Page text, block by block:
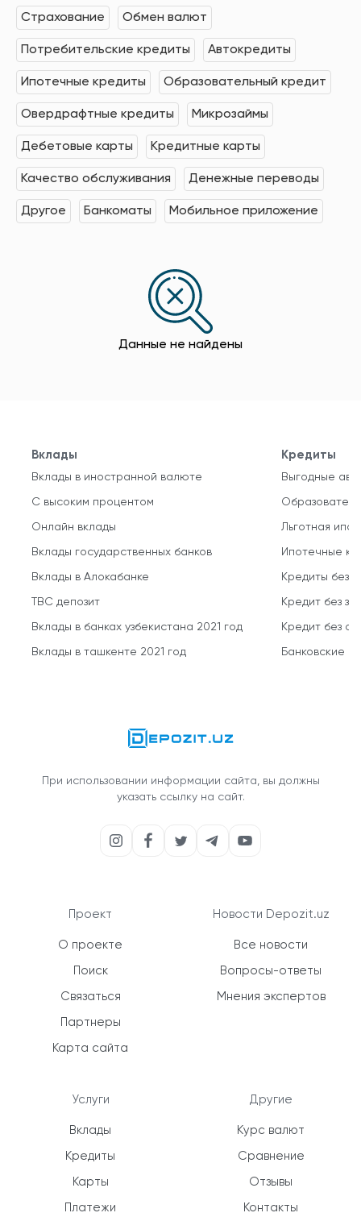
Страхование Обмен валют
Потребительские кредиты Автокредиты
Ипотечные кредиты Образовательный кредит
Овердрафтные кредиты Микрозаймы
Дебетовые карты Кредитные карты
Качество обслуживания Денежные переводы
Другое Банкоматы Мобильное приложение
Данные не найдены
Вклады
Вклады в иностранной валюте
С высоким процентом
Онлайн вклады
Вклады государственных банков
Вклады в Алокабанке
TBC депозит
Вклады в банках узбекистана 2021 год
Вклады в ташкенте 2021 год
Кредиты
Выгодные
Льготная
Ипотечные
Кредиты без
Кредит без
Кредит без
Банковские
При использовании информации сайта, вы должны
указать ссылку на сайт.
Проект
О проекте
Поиск
Связаться
Партнеры
Карта сайта
Услуги
Вклады
Кредиты
Карты
Платежи
Новости Depozit.uz
Все новости
Вопросы-ответы
Мнения экспертов
Другие
Курс валют
Сравнение
Отзывы
Контакты